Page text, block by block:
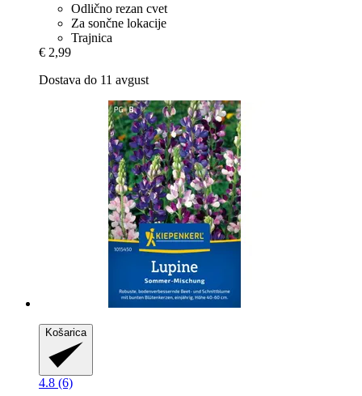
Odlično rezan cvet
Za sončne lokacije
Trajnica
€ 2,99
Dostava do 11 avgust
Košarica
4.8 (6)